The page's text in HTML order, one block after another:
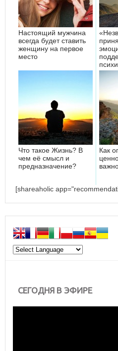
Настоящий мужчина
всегда будет ставить
женщину на первое
место
Что такое Жизнь? В
чем её смысл и
предназначение?
Как
[shareaholic
СЕГОДНЯ В ЭФИРЕ